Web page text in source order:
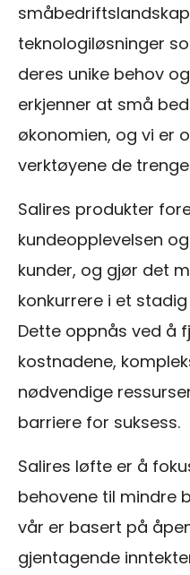
teknologiløsninger
deres unike behov
erkjenner at små
økonomien, og vi er
verktøyene de
Salires produkter
kundeopplevelsen
kunder, og gjør det
konkurrere i et
Dette oppnås ved å
kostnadene,
nødvendige
barriere for suksess.
Salires løfte er å
behovene til mindre
vår er basert på
gjentagende